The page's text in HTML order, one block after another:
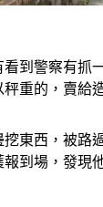
到警察有抓
東西，被路
到場，發現